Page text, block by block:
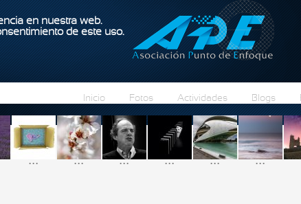
en nuestra web.
de este uso.
Pasar al contenido principal
Inicio Fotos Actividades Blogs
... ... ... ... ... ...